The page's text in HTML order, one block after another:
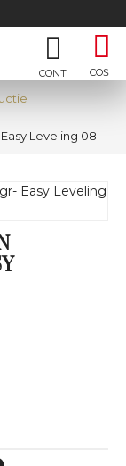
Leveling 08